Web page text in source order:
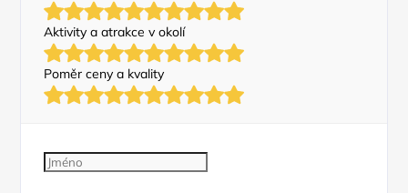
Aktivity a atrakce v okolí
Poměr ceny a kvality